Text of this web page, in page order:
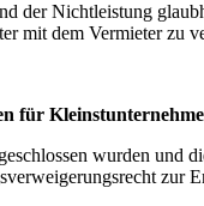
der Nichtleistung
mit dem Vermieter zu
für
wurden und
zur